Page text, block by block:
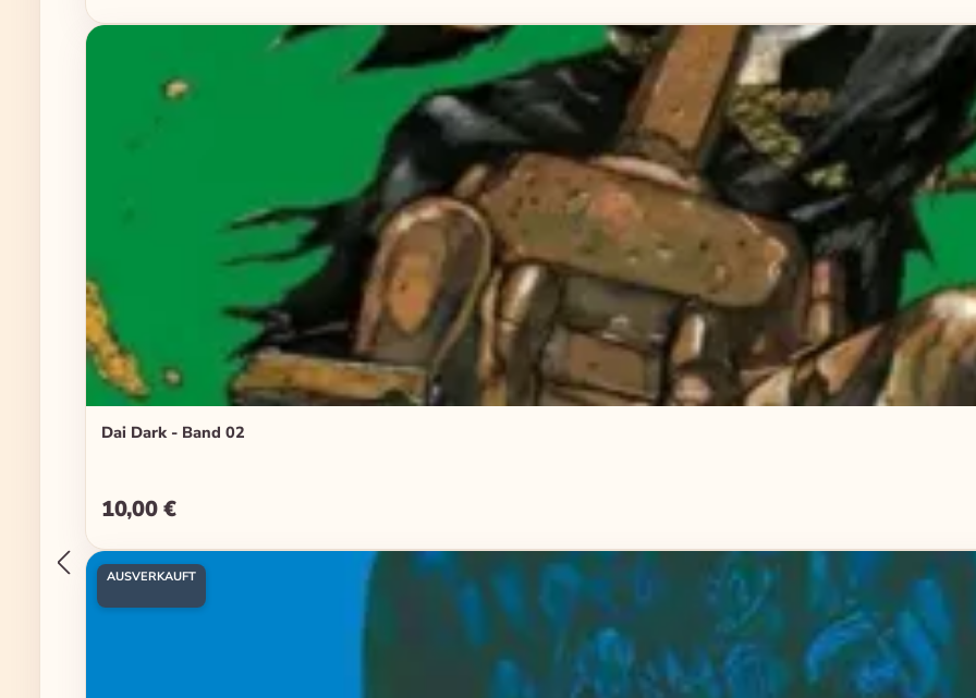
Dai Dark - Band 02
Regulärer Preis:
10,00 €
AUSVERKAUFT